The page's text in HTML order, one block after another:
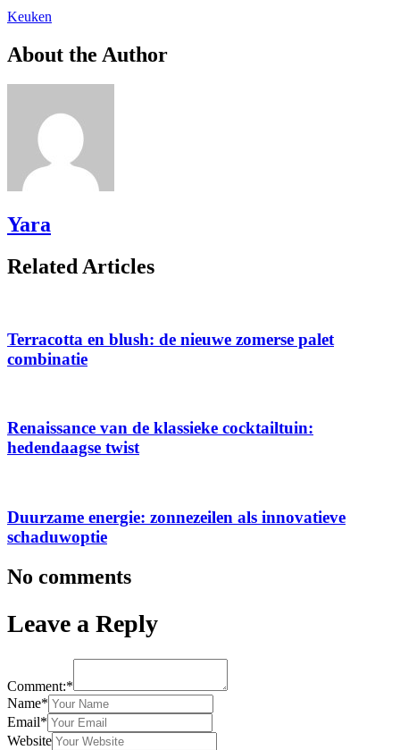
Keuken
About the Author
Yara
Related Articles
Terracotta en blush: de nieuwe zomerse palet
combinatie
Renaissance van de klassieke cocktailtuin:
hedendaagse twist
Duurzame energie: zonnezeilen als innovatieve
schaduwoptie
No comments
Leave a Reply
Comment:*
Name*
Email*
Website